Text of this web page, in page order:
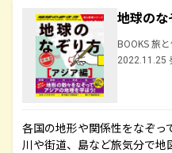
地球の
BOOKS 旅
2022.11.25
各国の地形や関係性をなぞっ
川や街道、島など旅気分で地